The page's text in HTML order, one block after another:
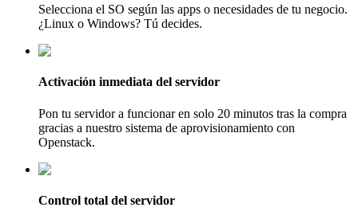
Selecciona el SO según las apps o necesidades de tu negocio.
¿Linux o Windows? Tú decides.
Activación inmediata del servidor
Pon tu servidor a funcionar en solo 20 minutos tras la compra
gracias a nuestro sistema de aprovisionamiento con
Openstack.
Control total del servidor